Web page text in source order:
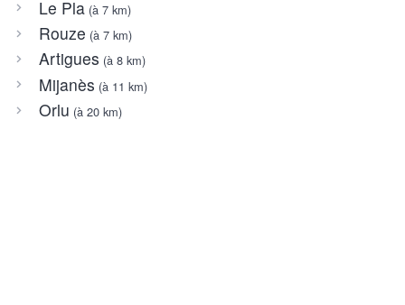
Le Pla(à 7 km)
Rouze (à 7 km)
Artigues (à 8 km)
Mijanès (à 11 km)
Orlu (à 20 km)